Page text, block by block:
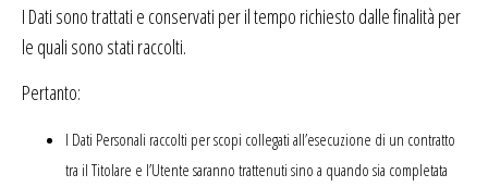
I Dati sono trattati e conservati per il tempo richiesto dalle finalità per
le quali sono stati raccolti.
Pertanto:
I Dati Personali raccolti per scopi collegati all’esecuzione di un contratto
tra il Titolare e l’Utente saranno trattenuti sino a quando sia completata